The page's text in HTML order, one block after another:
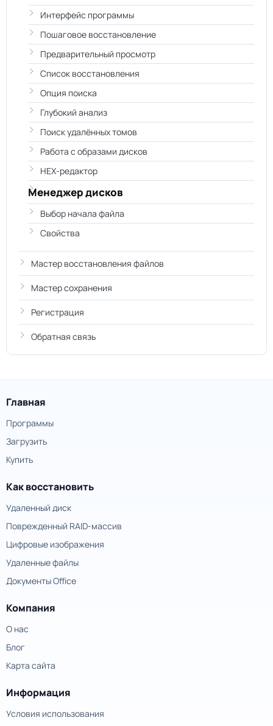
Интерфейс программы
Пошаговое восстановление
Предварительный просмотр
Список восстановления
Опция поиска
Глубокий анализ
Поиск удалённых томов
Работа с образами дисков
HEX-редактор
Менеджер дисков
Выбор начала файла
Свойства
Мастер восстановления файлов
Мастер сохранения
Регистрация
Обратная связь
Главная
Программы
Загрузить
Купить
Как восстановить
Удаленный диск
Поврежденный RAID-массив
Цифровые изображения
Удаленные файлы
Документы Office
Компания
О нас
Блог
Карта сайта
Информация
Условия использования